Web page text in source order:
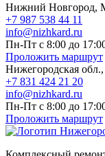
Нижний Новгород,
+7 987 538 44 11
info@nizhkard.ru
Пн-Пт с 8:00 до
Проложить маршрут
Нижегородская
+7 831 424 21 20
info@nizhkard.ru
Пн-Пт с 8:00 до
Проложить маршрут